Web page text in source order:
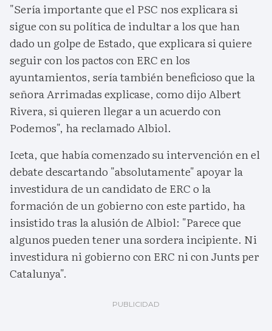
"Sería importante que el PSC nos explicara si
sigue con su política de indultar a los que han
dado un golpe de Estado, que explicara si quiere
seguir con los pactos con ERC en los
ayuntamientos, sería también beneficioso que la
señora Arrimadas explicase, como dijo Albert
Rivera, si quieren llegar a un acuerdo con
Podemos", ha reclamado Albiol.
Iceta, que había comenzado su intervención en el
debate descartando "absolutamente" apoyar la
investidura de un candidato de ERC o la
formación de un gobierno con este partido, ha
insistido tras la alusión de Albiol: "Parece que
algunos pueden tener una sordera incipiente. Ni
investidura ni gobierno con ERC ni con Junts per
Catalunya".